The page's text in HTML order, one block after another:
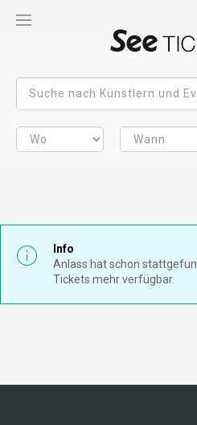
Info
Anlass hat schon
Tickets mehr verfügbar.